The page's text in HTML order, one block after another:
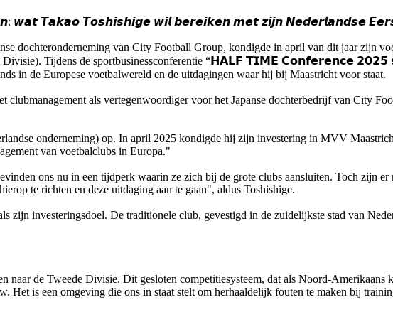
𝙏𝙖𝙠𝙖𝙤 𝙏𝙤𝙨𝙝𝙞𝙨𝙝𝙞𝙜𝙚 𝙬𝙞𝙡 𝙗𝙚𝙧𝙚𝙞𝙠𝙚𝙣 𝙢𝙚𝙩 𝙯𝙞𝙟𝙣 𝙉𝙚𝙙𝙚𝙧𝙡𝙖𝙣𝙙𝙨𝙚
dochteronderneming van City Football Group, kondigde in april van dit jaar zijn
Divisie). Tijdens de sportbusinessconferentie “𝗛𝗔𝗟𝗙 𝗧𝗜𝗠𝗘 𝗖𝗼𝗻𝗳𝗲𝗿𝗲𝗻𝗰𝗲
in de Europese voetbalwereld en de uitdagingen waar hij bij Maastricht voor staat.
als vertegenwoordiger voor het Japanse dochterbedrijf van City
onderneming) op. In april 2025 kondigde hij zijn investering in MVV
van voetbalclubs in Europa."
ons nu in een tijdperk waarin ze zich bij de grote clubs aansluiten. Toch zijn er
te richten en deze uitdaging aan te gaan", aldus Toshishige.
zijn investeringsdoel. De traditionele club, gevestigd in de zuidelijkste stad van
de Tweede Divisie. Dit gesloten competitiesysteem, dat als Noord-Amerikaans
Het is een omgeving die ons in staat stelt om herhaaldelijk fouten te maken bij